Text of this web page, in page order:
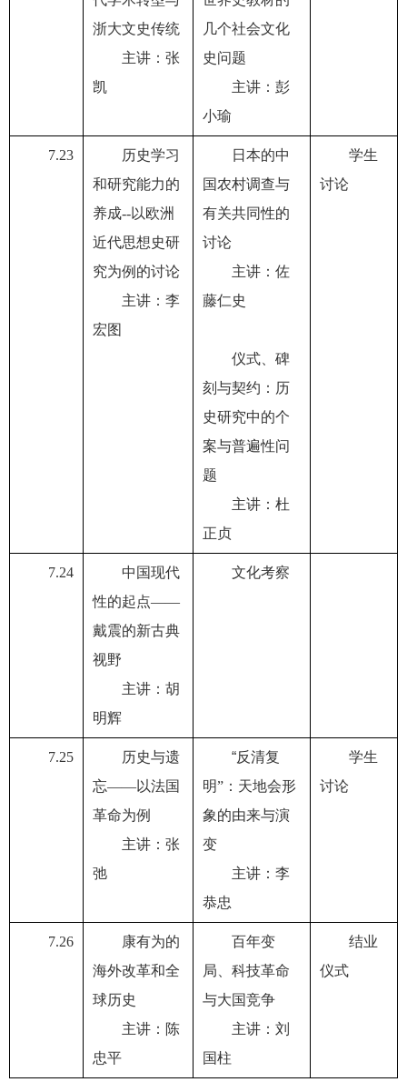
浙大文史传统
主讲：张
凯
几个社会文化
史问题
主讲：彭
小瑜
7.23
历史学习
和研究能力的
养成--以欧洲
近代思想史研
究为例的讨论
主讲：李
宏图
日本的中
国农村调查与
有关共同性的
讨论
主讲：佐
藤仁史
仪式、碑
刻与契约：历
史研究中的个
案与普遍性问
题
主讲：杜
正贞
学生
讨论
7.24
中国现代
性的起点——
戴震的新古典
视野
主讲：胡
明辉
文化考察
7.25
历史与遗
忘——以法国
革命为例
主讲：张
弛
“反清复
明”：天地会形
象的由来与演
变
主讲：李
恭忠
学生
讨论
7.26
康有为的
海外改革和全
球历史
主讲：陈
忠平
百年变
局、科技革命
与大国竞争
主讲：刘
国柱
结业
仪式